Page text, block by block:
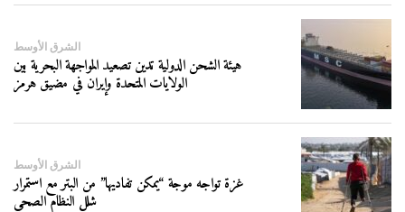
الشرق الأوسط
هيئة الشحن الدولية تدين تصعيد المواجهة البحرية بين
الولايات المتحدة وإيران في مضيق هرمز
الشرق الأوسط
غزة تواجه موجة “يمكن تفاديها” من البتر مع استمرار
شلل النظام الصحي